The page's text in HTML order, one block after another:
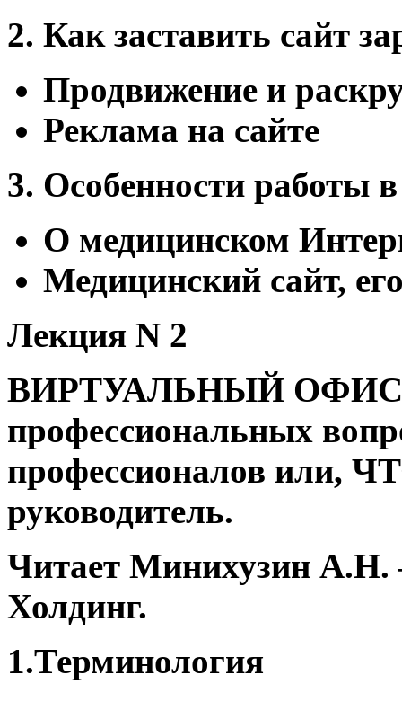
2. Как заставить сайт
Продвижение и
Реклама на сайте
3. Особенности работы
О медицинском
Медицинский сайт,
Лекция N 2
ВИРТУАЛЬНЫЙ ОФИС
профессиональных
профессионалов или,
руководитель.
Читает Минихузин А.Н.
Холдинг.
1.Терминология